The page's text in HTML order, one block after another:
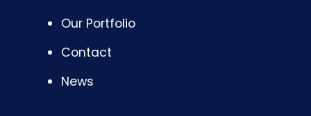
Our Portfolio
Contact
News